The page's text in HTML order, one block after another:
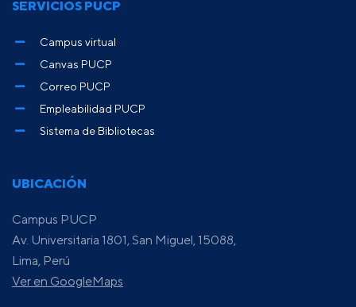
UBICACIÓN
Campus PUCP
Av. Universitaria 1801, San Miguel, 15088,
Lima, Perú
Ver en GoogleMaps
SERVICIOS PUCP
Campus virtual
Canvas PUCP
Correo PUCP
Empleabilidad PUCP
Sistema de Bibliotecas